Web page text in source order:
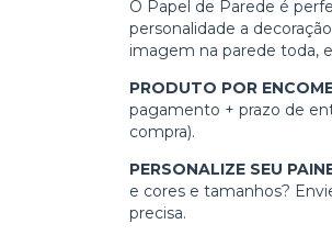
O Papel de Parede é
personalidade a
imagem na parede toda,
PRODUTO POR
pagamento + prazo de
compra).
PERSONALIZE SEU
e cores e tamanhos?
precisa.